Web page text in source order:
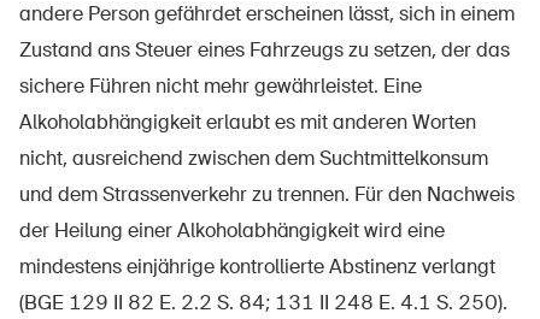
DE FR IT EN
Startseite
Newsletter abonnieren
andere Person gefährdet erscheinen lässt, sich in einem
Zustand ans Steuer eines Fahrzeugs zu setzen, der das
sichere Führen nicht mehr gewährleistet. Eine
Alkoholabhängigkeit erlaubt es mit anderen Worten
nicht, ausreichend zwischen dem Suchtmittelkonsum
und dem Strassenverkehr zu trennen. Für den Nachweis
der Heilung einer Alkoholabhängigkeit wird eine
mindestens einjährige kontrollierte Abstinenz verlangt
(BGE 129 II 82 E. 2.2 S. 84; 131 II 248 E. 4.1 S. 250).